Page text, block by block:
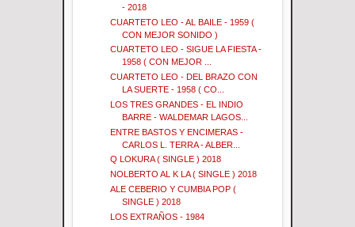
- 2018
CUARTETO LEO - AL BAILE - 1959 (
CON MEJOR SONIDO )
CUARTETO LEO - SIGUE LA FIESTA -
1958 ( CON MEJOR ...
CUARTETO LEO - DEL BRAZO CON
LA SUERTE - 1958 ( CO...
LOS TRES GRANDES - EL INDIO
BARRE - WALDEMAR LAGOS...
ENTRE BASTOS Y ENCIMERAS -
CARLOS L. TERRA - ALBER...
Q LOKURA ( SINGLE ) 2018
NOLBERTO AL K LA ( SINGLE ) 2018
ALE CEBERIO Y CUMBIA POP (
SINGLE ) 2018
LOS EXTRAÑOS - 1984